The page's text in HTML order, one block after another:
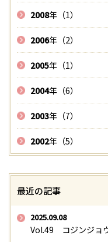
2008年（1）
2006年（2）
2005年（1）
2004年（6）
2003年（7）
2002年（5）
最近の記事
2025.09.08
Vol.49 コジンジョ